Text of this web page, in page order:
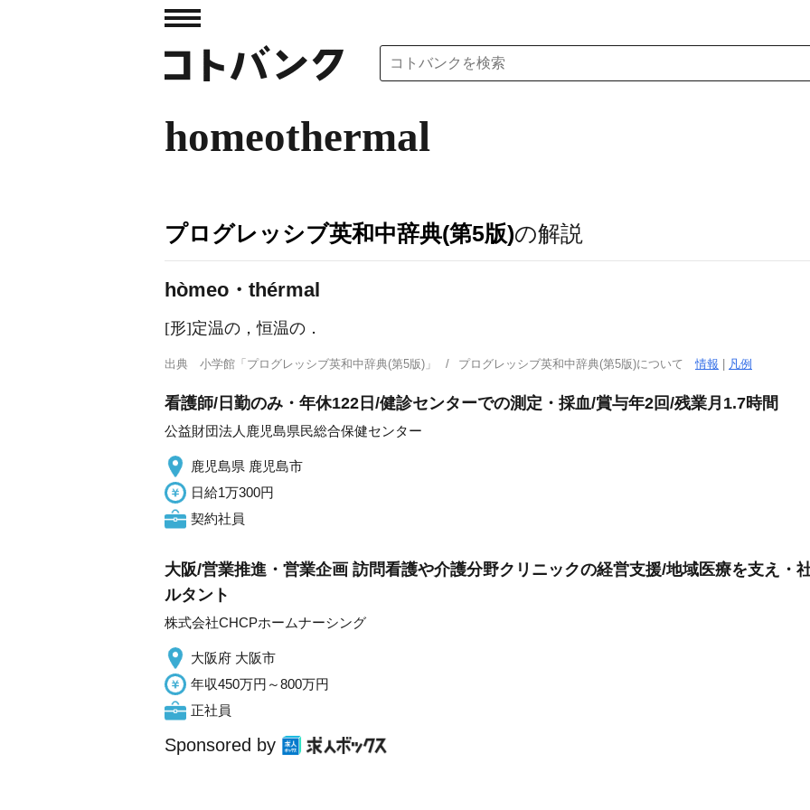
homeothermal
プログレッシブ英和中辞典(第5版)の解説
hòmeo・thérmal
[形]定温の，恒温の ．
出典 小学館「プログレッシブ英和中辞典(第5版)」 プログレッシブ英和中辞典(第5版)について情報 凡例
看護師/日勤のみ・年休122日/健診センターでの測定・採血/賞与年2回/残業月1.7時間
公益財団法人鹿児島県民総合保健センター
鹿児島県 鹿児島市
日給1万300円
契約社員
大阪/営業推進・営業企画 訪問看護や介護分野クリニックの経営支援/地域医療を支え・
ルタント
株式会社CHCPホームナーシング
大阪府 大阪市
年収450万円～800万円
正社員
Sponsored by